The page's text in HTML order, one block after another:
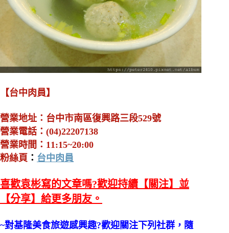
【台中肉員】
營業地址：台中市南區復興路三段529號
營業電話：(04)22207138
營業時間：11:15~20:00
粉絲頁 ： 台中肉員
喜歡袁彬寫的文章嗎?歡迎持續【關注】並
【分享】給更多朋友。
~對基隆美食旅遊感興趣?歡迎關注下列社群，隨